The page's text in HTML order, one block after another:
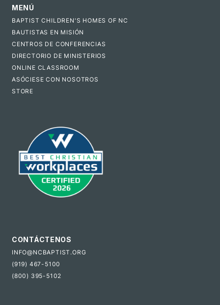
MENÚ
BAPTIST CHILDREN'S HOMES OF NC
BAUTISTAS EN MISIÓN
CENTROS DE CONFERENCIAS
DIRECTORIO DE MINISTERIOS
ONLINE CLASSROOM
ASÓCIESE CON NOSOTROS
STORE
CONTÁCTENOS
INFO@NCBAPTIST.ORG
(919) 467-5100
(800) 395-5102